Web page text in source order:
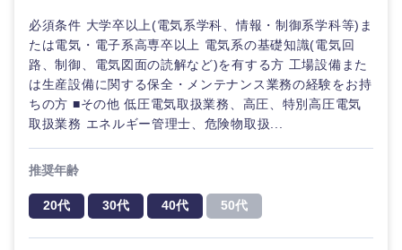
づ
く
り）
金融専門
職
メディカ
ル
門職
その他マスメディア
エンターテイメント
法律・特許事務所・監査法人
サービス
必須条件 大学卒以上(電気系学科、情報・制御系学科等)ま
たは電気・電子系高専卒以上 電気系の基礎知識(電気回
路、制御、電気図面の読解など)を有する方 工場設備また
は生産設備に関する保全・メンテナンス業務の経験をお持
ちの方 ■その他 低圧電気取扱業務、高圧、特別高圧電気
取扱業務 エネルギー管理士、危険物取扱...
推奨年齢
20代 30代 40代 50代